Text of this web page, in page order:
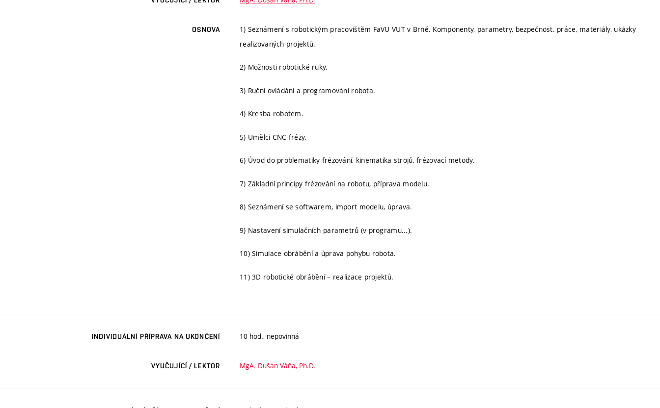
OSNOVA
1) Seznámení s robotickým pracovištěm FaVU VUT v Brně. Komponenty, parametry, bezpečnost. práce, materiály, ukázky
realizovaných projektů.
2) Možnosti robotické ruky.
3) Ruční ovládání a programování robota.
4) Kresba robotem.
5) Umělci CNC frézy.
6) Úvod do problematiky frézování, kinematika strojů, frézovací metody.
7) Základní principy frézování na robotu, příprava modelu.
8) Seznámení se softwarem, import modelu, úprava.
9) Nastavení simulačních parametrů (v programu...).
10) Simulace obrábění a úprava pohybu robota.
11) 3D robotické obrábění – realizace projektů.
INDIVIDUÁLNÍ PŘÍPRAVA NA UKONČENÍ 10 hod., nepovinná
VYUČUJÍCÍ / LEKTOR MgA. Dušan Váňa, Ph.D.